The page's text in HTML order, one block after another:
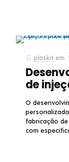
plaskit em
de
O
fabricação
com